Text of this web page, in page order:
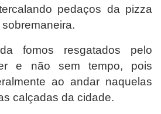
pedaços da pizza
fomos resgatados pelo
e não sem tempo, pois
ao andar naquelas
calçadas da cidade.